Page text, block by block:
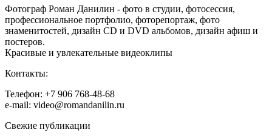
Фотограф Роман Данилин - фото в студии, фотосессия,
профессиональное портфолио, фоторепортаж, фото
знаменитостей, дизайн CD и DVD альбомов, дизайн афиш и
постеров.
Красивые и увлекательные видеоклипы
Контакты:
Телефон: +7 906 768-48-68
e-mail: video@romandanilin.ru
Свежие публикации